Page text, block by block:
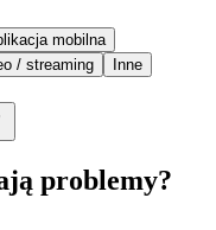
mobilna
/ streaming
Inne
problemy?